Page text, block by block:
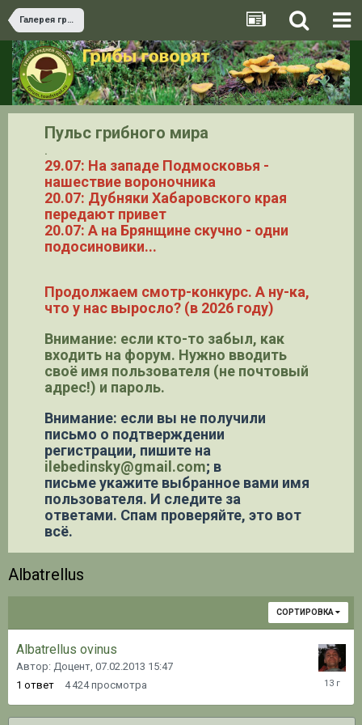
Галерея грибов
Пульс грибного мира
.
29.07: На западе Подмосковья -
нашествие вороночника
20.07: Дубняки Хабаровского края
передают привет
20.07: А на Брянщине скучно - одни
подосиновики...
Продолжаем смотр-конкурс. А ну-ка,
что у нас выросло? (в 2026 году)
Внимание: если кто-то забыл, как
входить на форум. Нужно вводить
своё имя пользователя (не почтовый
адрес!) и пароль.
Внимание: если вы не получили
письмо о подтверждении
регистрации, пишите на
ilebedinsky@gmail.com; в
письме укажите выбранное вами имя
пользователя. И следите за
ответами. Спам проверяйте, это вот
всё.
Albatrellus
СОРТИРОВКА
Albatrellus ovinus
Автор: Доцент, 07.02.2013 15:47
1 ответ 4 424 просмотра